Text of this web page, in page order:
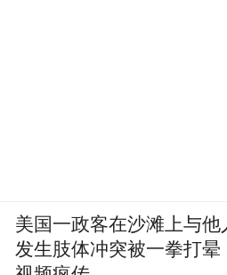
美国一政客在沙滩上与他
发生肢体冲突被一拳打晕